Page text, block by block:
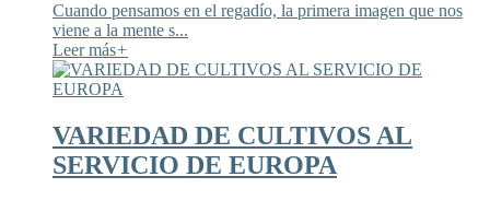
Cuando pensamos en el regadío, la primera imagen que nos
viene a la mente s...
Leer más+
VARIEDAD DE CULTIVOS AL
SERVICIO DE EUROPA